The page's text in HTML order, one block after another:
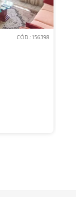
CÓD.:156398